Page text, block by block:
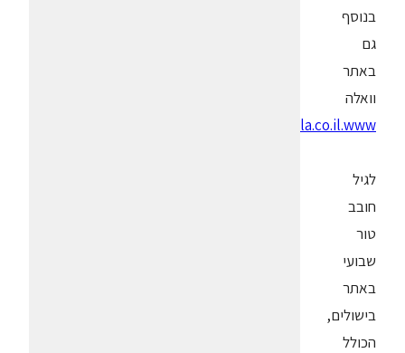
בנוסף
גם
באתר
וואלה
walla.co.il.www
לגיל
חובב
טור
שבועי
באתר
בישולים,
הכולל